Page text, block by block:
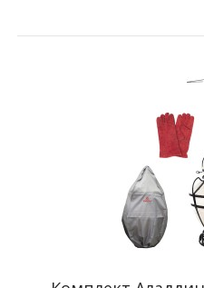
Комплект
67325 р.
В
корзину